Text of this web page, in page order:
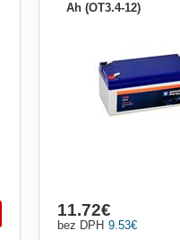
Ah (OT3.4-12)
bezúdržbová konstrukce
EPS a další záložní
životnost 4-6 let,
9.53€
bez DPH
11.72€